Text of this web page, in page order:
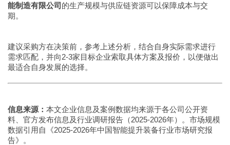
能制造有限公司 的生产规模与供应链资源可以保障成本与交
期。
建议采购方在决策前，参考上述分析，结合自身实际需求进行
需求匹配，并向2-3家目标企业索取具体方案及报价，以便做出
最适合自身发展的选择。
信息来源： 本文企业信息及案例数据均来源于各公司公开资
料、官方发布信息及行业调研报告（2025-2026年）。市场规模
数据引用自《2025-2026年中国智能提升装备行业市场研究报
告》。